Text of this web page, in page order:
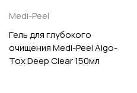
Medi-Peel
Гель для глубокого
очищения Medi-Peel Algo-
Tox Deep Clear 150мл